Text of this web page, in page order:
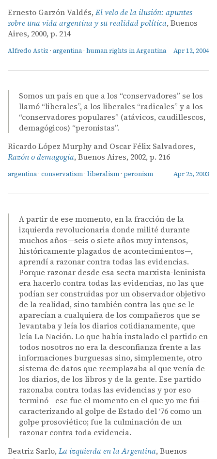
Ernesto Garzón Valdés, El velo de la ilusión: apuntes
sobre una vida argentina y su realidad política, Buenos
Aires, 2000, p. 214
Alfredo Astiz · argentina· human rights in Argentina Apr 12, 2004
Somos un país en que a los “conservadores” se los
llamó “liberales”, a los liberales “radicales” y a los
“conservadores populares” (atávicos, caudillescos,
demagógicos) “peronistas”.
Ricardo López Murphy and Oscar Félix Salvadores,
Razón o demagogia, Buenos Aires, 2002, p. 216
argentina· conservatism · liberalism · peronism Apr 25, 2003
A partir de ese momento, en la fracción de la
izquierda revolucionaria donde milité durante
muchos años—seis o siete años muy intensos,
históricamente plagados de acontecimientos—,
aprendí a razonar contra todas las evidencias.
Porque razonar desde esa secta marxista-leninista
era hacerlo contra todas las evidencias, no las que
podían ser construidas por un observador objetivo
de la realidad, sino también contra las que se le
aparecían a cualquiera de los compañeros que se
levantaba y leía los diarios cotidianamente, que
leía La Nación. Lo que había instalado el partido en
todos nosotros no era la desconfianza frente a las
informaciones burguesas sino, simplemente, otro
sistema de datos que reemplazaba al que venía de
los diarios, de los libros y de la gente. Ese partido
razonaba contra todas las evidencias y por eso
terminó—ese fue el momento en el que yo me fui—
caracterizando al golpe de Estado del ‘76 como un
golpe prosoviético; fue la culminación de un
razonar contra toda evidencia.
Beatriz Sarlo, La izquierda en la Argentina, Buenos